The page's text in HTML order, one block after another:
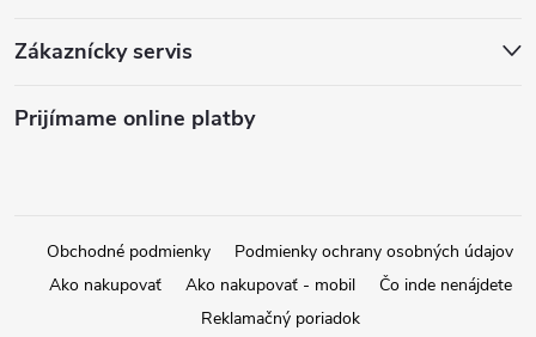
Zákaznícky servis
Prijímame online platby
Obchodné podmienky
Podmienky ochrany osobných údajov
Ako nakupovať
Ako nakupovať - mobil
Čo inde nenájdete
Reklamačný poriadok